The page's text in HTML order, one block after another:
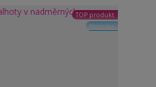
TOP produkt
Novinka